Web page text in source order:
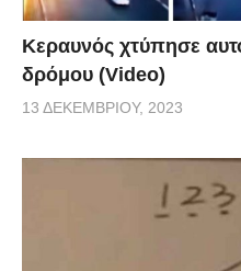
Κεραυνός χτύπησε
δρόμου (Video)
13 ΔΕΚΕΜΒΡΊΟΥ, 2023